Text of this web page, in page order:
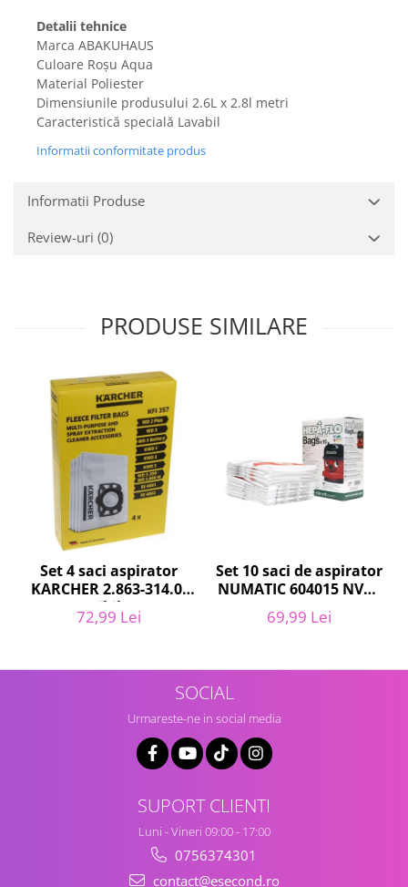
Ochelari de soare
Ochelari de vedere
Gaming, Carti & Birotica
Birotica & Papetarie
Console, Jocuri & Accesorii
Ingrijire personala & Cosmetice
Accesorii aparate hair styling
Aparate & Accesorii ingrijire
Consumabile sanitare
Igiena dentara
Jucarii, Copii & Bebe
Camera copilului
Hrana bebelusi
Igiena si ingrijire
Jucarii si Jocuri
Maternitate
Accesorii animale de companie
Acvaristica
Zgarzi, lese si hamuri
PC, Periferice & Software
Desktop PC & Monitoare
Detalii tehnice
Marca ABAKUHAUS
Culoare Roșu Aqua
Material Poliester
Dimensiunile produsului 2.6L x 2.8l metri
Caracteristică specială Lavabil
Informatii conformitate produs
Informatii Produse
Review-uri (0)
PRODUSE SIMILARE
Set 4 saci aspirator
KARCHER 2.863-314.0,
compatibil cu WD,
KWD, SE
72,99 Lei
Set 10 saci de aspirator
NUMATIC 604015 NVM-
1CH, 9L
69,99 Lei
SOCIAL
Urmareste-ne in social media
SUPORT CLIENTI
Luni - Vineri 09:00 - 17:00
0756374301
contact@esecond.ro